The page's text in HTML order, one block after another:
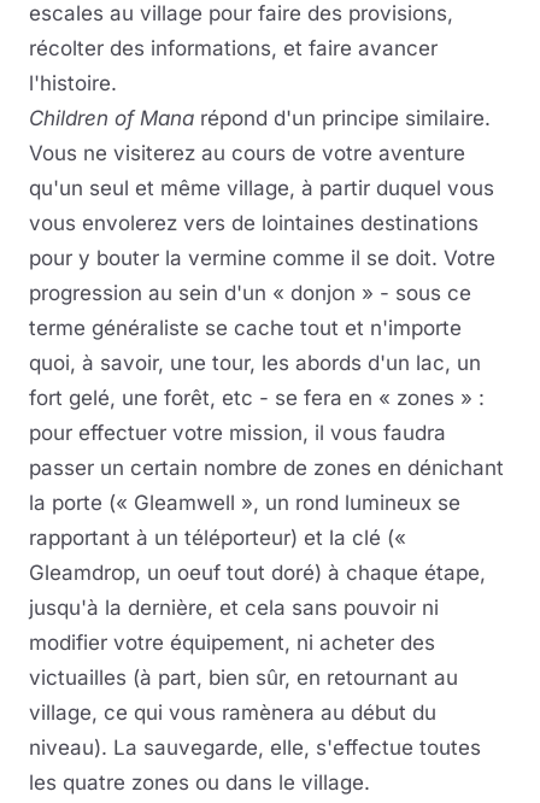
escales au village pour faire des provisions,
récolter des informations, et faire avancer
l'histoire.
Children of Mana répond d'un principe similaire.
Vous ne visiterez au cours de votre aventure
qu'un seul et même village, à partir duquel vous
vous envolerez vers de lointaines destinations
pour y bouter la vermine comme il se doit. Votre
progression au sein d'un « donjon » - sous ce
terme généraliste se cache tout et n'importe
quoi, à savoir, une tour, les abords d'un lac, un
fort gelé, une forêt, etc - se fera en « zones » :
pour effectuer votre mission, il vous faudra
passer un certain nombre de zones en dénichant
la porte (« Gleamwell », un rond lumineux se
rapportant à un téléporteur) et la clé («
Gleamdrop, un oeuf tout doré) à chaque étape,
jusqu'à la dernière, et cela sans pouvoir ni
modifier votre équipement, ni acheter des
victuailles (à part, bien sûr, en retournant au
village, ce qui vous ramènera au début du
niveau). La sauvegarde, elle, s'effectue toutes
les quatre zones ou dans le village.